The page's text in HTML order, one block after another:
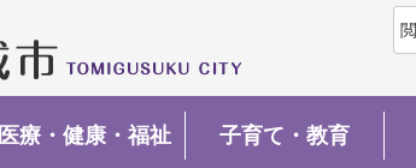
医療・健康・福祉 子育て・教育